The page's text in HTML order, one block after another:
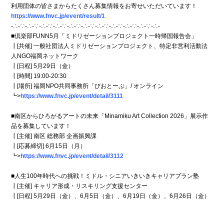
利用団体の皆さまからたくさん募集情報をお寄せいただいています！
https://www.fnvc.jp/event/result/1
-∴-∵-∴-∵-∴-∵-∴-∵-∴-∵-∴-∵-∴-∵-∴-∵-∴-∵-∴-∵-∴-
■倶楽部FUNN5月「ミドリゼーションプロジェクト一時帰国報告会」
┃[共催] 一般社団法人ミドリゼーションプロジェクト、特定非営利活動法
人NGO福岡ネットワーク
┃[日程] 5月29日（金）
┃[時間] 19:00-20:30
┃[場所] 福岡NPO共同事務所「びおとーぷ」/ オンライン
┗>https://www.fnvc.jp/event/detail/3111
■南区からひろがるアートの未来「Minamiku Art Collection 2026」展示作
品を募集しています！
┃[主催] 南区 総務部 企画振興課
┃[応募締切] 6月15日（月）
┗>https://www.fnvc.jp/event/detail/3112
■人生100年時代への挑戦！ミドル・シニアいきいきキャリアプラン塾
┃[主催] キャリア形成・リスキリング支援センター
┃[日程] 5月29日（金）、6月5日（金）、6月19日（金）、6月26日（金）